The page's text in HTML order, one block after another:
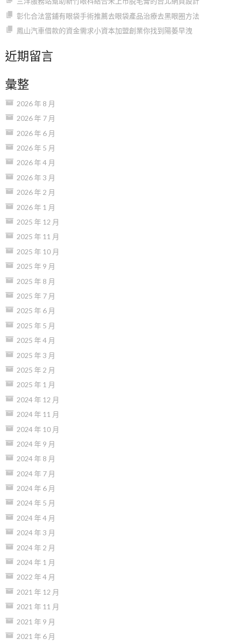
彰化合法當鋪有眼袋手術推薦去眼袋產品治療去黑眼圈方法
鳳山汽車借款的資金需求小資本加盟創業你找到陽萎早洩
近期留言
彙整
2026 年 8 月
2026 年 7 月
2026 年 6 月
2026 年 5 月
2026 年 4 月
2026 年 3 月
2026 年 2 月
2026 年 1 月
2025 年 12 月
2025 年 11 月
2025 年 10 月
2025 年 9 月
2025 年 8 月
2025 年 7 月
2025 年 6 月
2025 年 5 月
2025 年 4 月
2025 年 3 月
2025 年 2 月
2025 年 1 月
2024 年 12 月
2024 年 11 月
2024 年 10 月
2024 年 9 月
2024 年 8 月
2024 年 7 月
2024 年 6 月
2024 年 5 月
2024 年 4 月
2024 年 3 月
2024 年 2 月
2024 年 1 月
2022 年 4 月
2021 年 12 月
2021 年 11 月
2021 年 9 月
2021 年 6 月